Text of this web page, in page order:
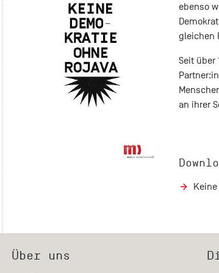
ebenso
gleichen
Seit über
an ihrer
Über uns